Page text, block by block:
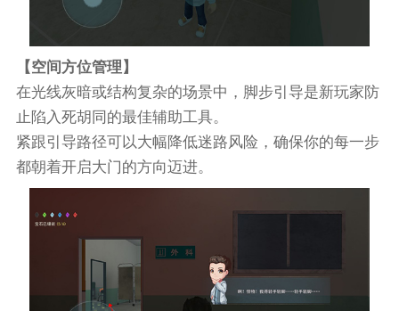
【空间方位管理】
在光线灰暗或结构复杂的场景中，脚步引导是新玩家防
止陷入死胡同的最佳辅助工具。
紧跟引导路径可以大幅降低迷路风险，确保你的每一步
都朝着开启大门的方向迈进。